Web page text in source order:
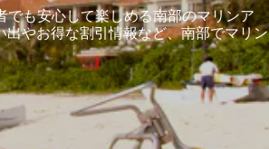
も安心して楽しめる南部のマリンア
やお得な割引情報など、南部でマリン